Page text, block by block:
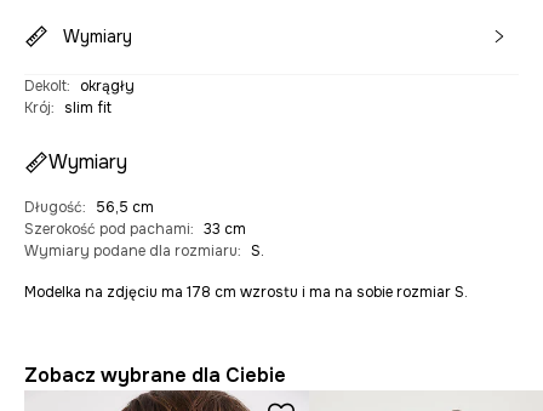
Wymiary
Dekolt:
okrągły
Krój: slim fit
Wymiary
Długość:
56,5 cm
Szerokość pod pachami: 33 cm
Wymiary podane dla rozmiaru: S.
Modelka na zdjęciu ma 178 cm wzrostu i ma na sobie rozmiar S.
Zobacz wybrane dla Ciebie